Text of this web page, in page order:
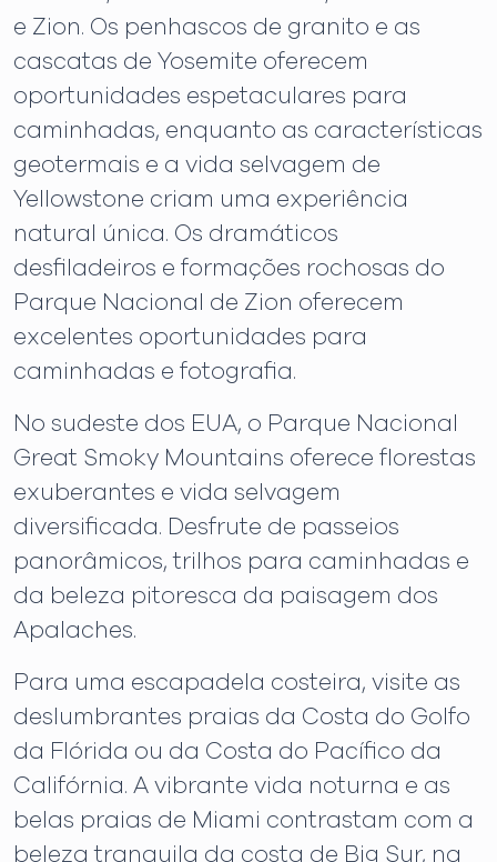
e Zion. Os penhascos de granito e as
cascatas de Yosemite oferecem
oportunidades espetaculares para
caminhadas, enquanto as características
geotermais e a vida selvagem de
Yellowstone criam uma experiência
natural única. Os dramáticos
desfiladeiros e formações rochosas do
Parque Nacional de Zion oferecem
excelentes oportunidades para
caminhadas e fotografia.
No sudeste dos EUA, o Parque Nacional
Great Smoky Mountains oferece florestas
exuberantes e vida selvagem
diversificada. Desfrute de passeios
panorâmicos, trilhos para caminhadas e
da beleza pitoresca da paisagem dos
Apalaches.
Para uma escapadela costeira, visite as
deslumbrantes praias da Costa do Golfo
da Flórida ou da Costa do Pacífico da
Califórnia. A vibrante vida noturna e as
belas praias de Miami contrastam com a
beleza tranquila da costa de Big Sur, na